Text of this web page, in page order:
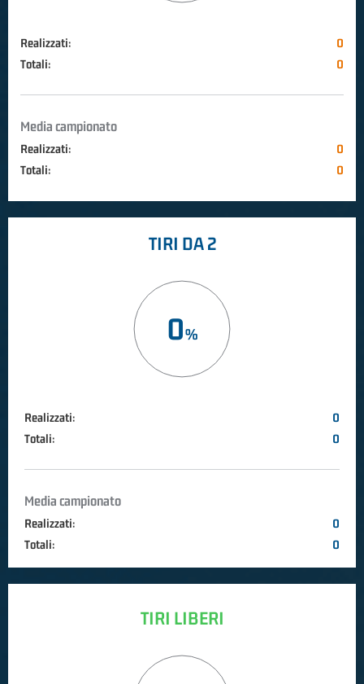
Realizzati:
0
Totali:
0
Media campionato
Realizzati:
0
Totali:
0
TIRI DA 2
0
Realizzati:
0
Totali:
0
Media campionato
Realizzati:
0
Totali:
0
TIRI LIBERI